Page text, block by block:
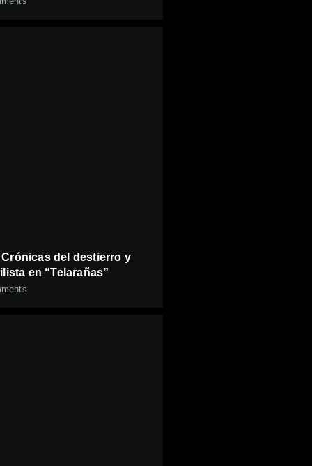
del destierro y
en “Telarañas”